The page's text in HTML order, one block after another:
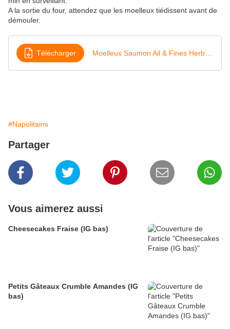
A la sortie du four, attendez que les moelleux tiédissent avant de
démouler.
Télécharger
#Napolitains
Partager
Vous aimerez aussi
Cheesecakes Fraise (IG bas)
Petits Gâteaux Crumble Amandes (IG
bas)